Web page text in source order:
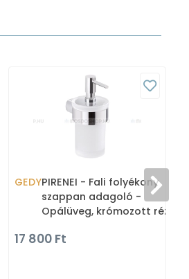
GEDYPIRENEI - Fali folyékony
szappan adagoló -
Opálüveg, krómozott réz
17 800 Ft